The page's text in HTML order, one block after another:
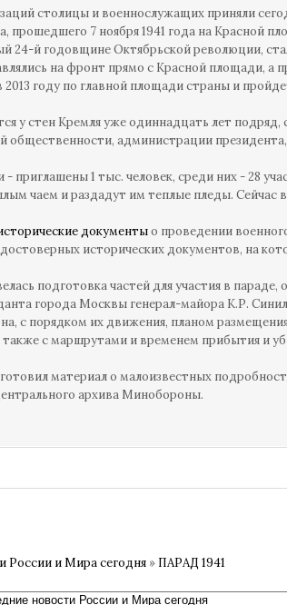
столицы и военнослужащих приняли
прошедшего 7 ноября 1941 года на Красной
24-й годовщине Октябрьской революции,
на фронт прямо с Красной площади, а
году по главной площади страны и
у стен Кремля уже одиннадцать лет подряд,
общественности, администрации
1 тыс. человек, среди них - 28
чаем и раздадут им теплые пледы.
документыо проведении
исторических документов, на
подготовка частей для участия в
города Москвы генерал-майора К.Р.
с порядком их движения, планом
с маршрутами и временем прибытия и
материал о малоизвестных
архива Минобороны.
России и Мира сегодня » ПАРАД 1941